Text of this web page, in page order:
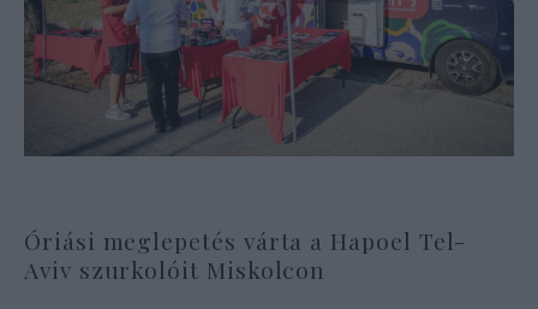
Óriási meglepetés várta a Hapoel Tel-
Aviv szurkolóit Miskolcon